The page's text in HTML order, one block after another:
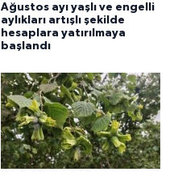
Ağustos ayı yaşlı ve engelli
aylıkları artışlı şekilde
hesaplara yatırılmaya
başlandı